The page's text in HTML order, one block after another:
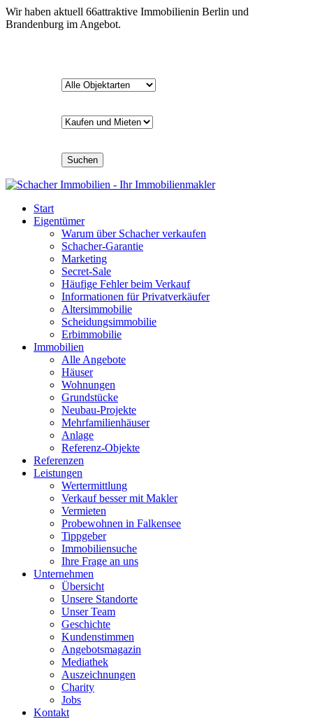
Wir haben aktuell 66attraktive Immobilienin Berlin und
Brandenburg im Angebot.
Suchen
Start
Eigentümer
Warum über Schacher verkaufen
Schacher-Garantie
Marketing
Secret-Sale
Häufige Fehler beim Verkauf
Informationen für Privatverkäufer
Altersimmobilie
Scheidungsimmobilie
Erbimmobilie
Immobilien
Alle Angebote
Häuser
Wohnungen
Grundstücke
Neubau-Projekte
Mehrfamilienhäuser
Anlage
Referenz-Objekte
Referenzen
Leistungen
Wertermittlung
Verkauf besser mit Makler
Vermieten
Probewohnen in Falkensee
Tippgeber
Immobiliensuche
Ihre Frage an uns
Unternehmen
Übersicht
Unsere Standorte
Unser Team
Geschichte
Kundenstimmen
Angebotsmagazin
Mediathek
Auszeichnungen
Charity
Jobs
Kontakt